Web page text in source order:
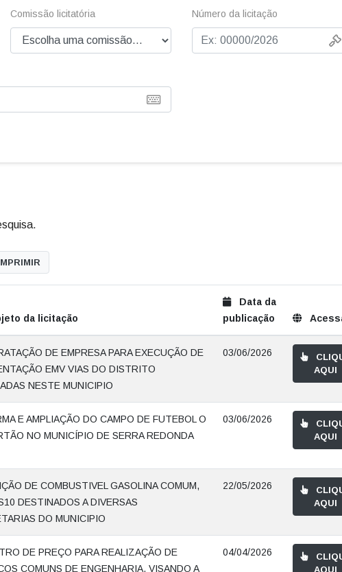
Comissão licitatória Número da licitação
da licitação
Data da
publicação
DE EMPRESA PARA EXECUÇÃO DE
EMV VIAS DO DISTRITO
NESTE MUNICIPIO
03/06/2026
AQUI
E AMPLIAÇÃO DO CAMPO DE FUTEBOL O
NO MUNICÍPIO DE SERRA REDONDA
03/06/2026
AQUI
DE COMBUSTIVEL GASOLINA COMUM,
DESTINADOS A DIVERSAS
DO MUNICIPIO
22/05/2026
AQUI
DE PREÇO PARA REALIZAÇÃO DE
COMUNS DE ENGENHARIA, VISANDO A
04/04/2026
AQUI